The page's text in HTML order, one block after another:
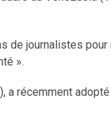
de journalistes
».
a récemment